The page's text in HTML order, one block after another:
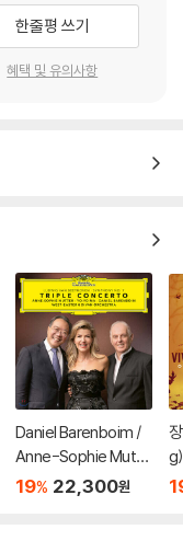
한줄평 쓰기
혜택 및 유의사항
Daniel Barenboim /
Anne-Sophie Mutte
r / Yo-Yo Ma 베토벤:
19% 22,300원